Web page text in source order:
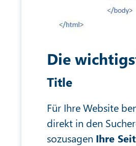
Die
Title
Für Ihre Website
direkt in den
sozusagen Ihre